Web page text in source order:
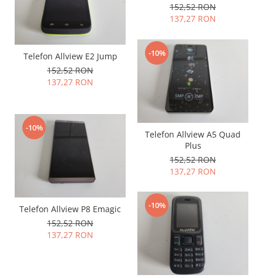
Vodafone
Wiko
152,52 RON
137,27 RON
Telefon Allview E2 Jump
152,52 RON
137,27 RON
-10%
Telefon Allview A5 Quad
Plus
152,52 RON
137,27 RON
-10%
Telefon Allview P8 Emagic
152,52 RON
137,27 RON
-10%